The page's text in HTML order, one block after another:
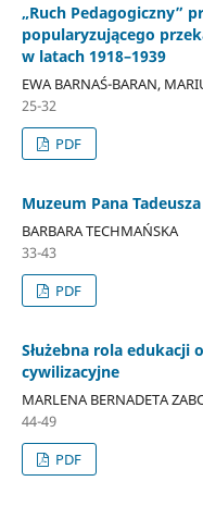
„Ruch Pedagogiczny”
popularyzującego
w latach 1918–1939
EWA BARNAŚ-BARAN,
25-32
PDF
Muzeum Pana
BARBARA TECHMAŃSKA
33-43
PDF
Służebna rola edukacji
cywilizacyjne
MARLENA BERNADETA
44-49
PDF